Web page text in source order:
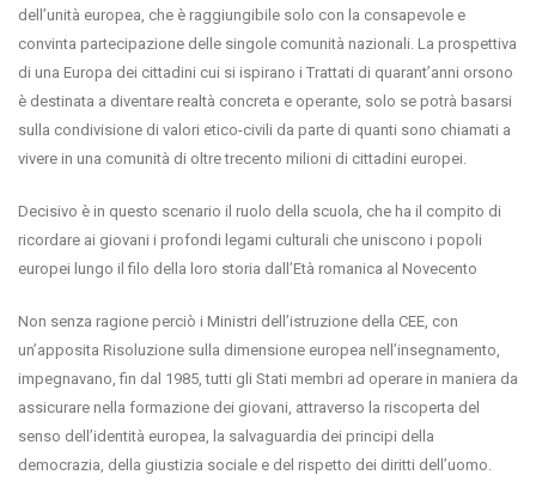
dell’unità europea, che è raggiungibile solo con la consapevole e
convinta partecipazione delle singole comunità nazionali. La prospettiva
di una Europa dei cittadini cui si ispirano i Trattati di quarant’anni orsono
è destinata a diventare realtà concreta e operante, solo se potrà basarsi
sulla condivisione di valori etico-civili da parte di quanti sono chiamati a
vivere in una comunità di oltre trecento milioni di cittadini europei.
Decisivo è in questo scenario il ruolo della scuola, che ha il compito di
ricordare ai giovani i profondi legami culturali che uniscono i popoli
europei lungo il filo della loro storia dall’Età romanica al Novecento
Non senza ragione perciò i Ministri dell’istruzione della CEE, con
un’apposita Risoluzione sulla dimensione europea nell’insegnamento,
impegnavano, fin dal 1985, tutti gli Stati membri ad operare in maniera da
assicurare nella formazione dei giovani, attraverso la riscoperta del
senso dell’identità europea, la salvaguardia dei principi della
democrazia, della giustizia sociale e del rispetto dei diritti dell’uomo.